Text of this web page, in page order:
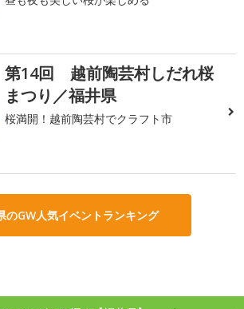
第14回 越前陶芸村しだれ桜
まつり／福井県
桜満開！越前陶芸村でクラフト市
のGW人気イベントランキング